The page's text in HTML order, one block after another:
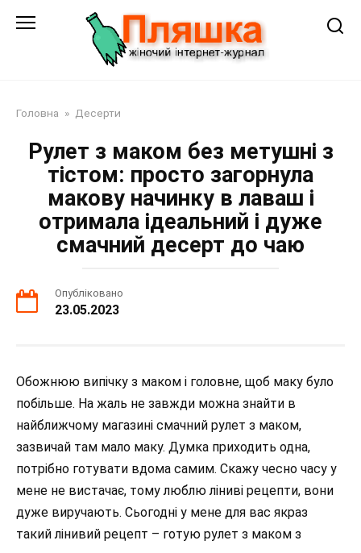
Головна » Десерти
Рулет з маком без метушні з
тістом: просто загорнула
макову начинку в лаваш і
отримала ідеальний і дуже
смачний десерт до чаю
Опубліковано
23.05.2023
Обожнюю випічку з маком і головне, щоб маку було
побільше. На жаль не завжди можна знайти в
найближчому магазині смачний рулет з маком,
зазвичай там мало маку. Думка приходить одна,
потрібно готувати вдома самим. Скажу чесно часу у
мене не вистачає, тому люблю ліниві рецепти, вони
дуже виручають. Сьогодні у мене для вас якраз
такий лінивий рецепт – готую рулет з маком з